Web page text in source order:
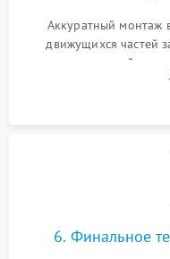
Аккуратный монтаж
движущихся частей
силиконовой
декальцинации и
6. Финальное